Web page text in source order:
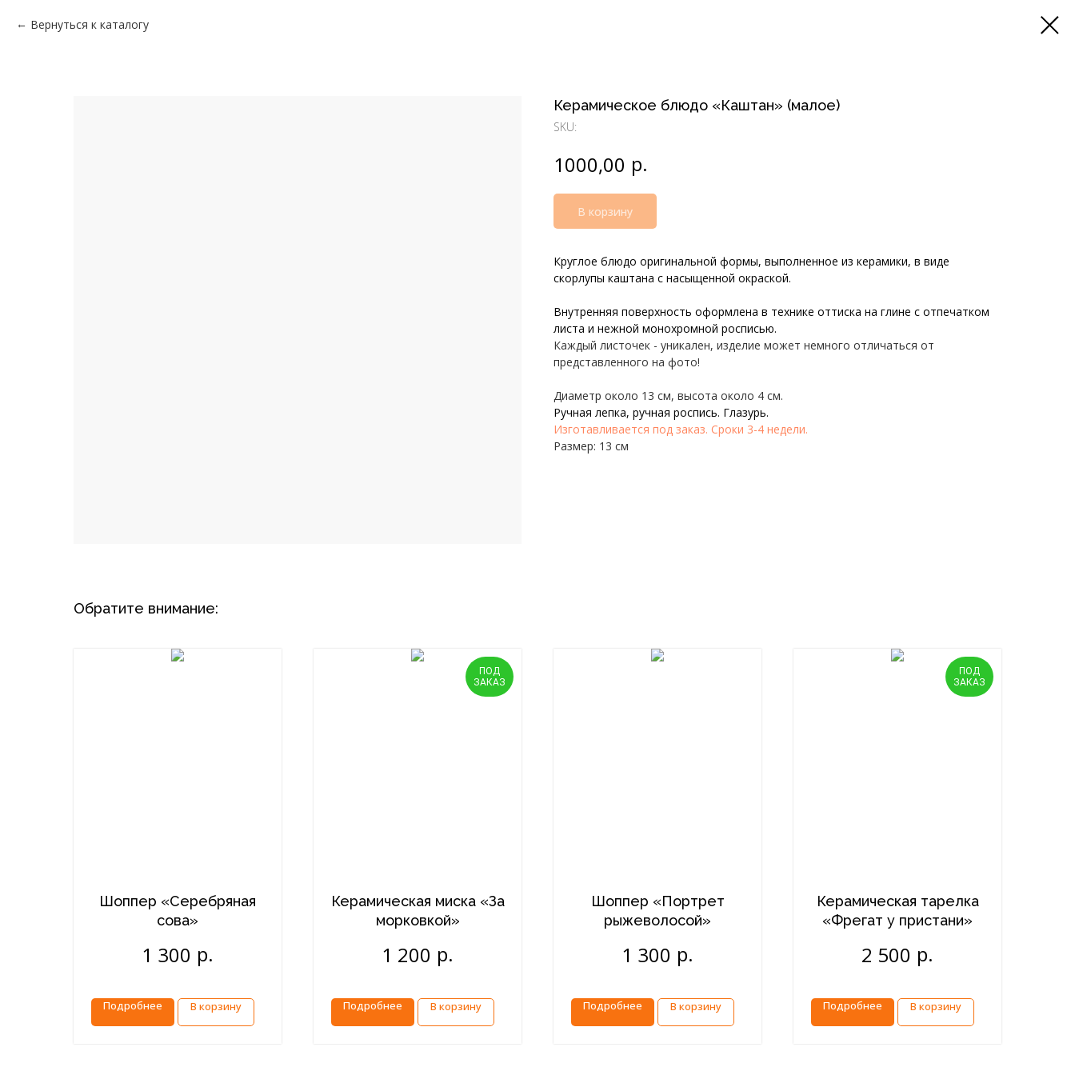
Вернуться к каталогу
Керамическое блюдо «Каштан» (малое)
SKU:
1000,00 р.
В корзину
Круглое блюдо оригинальной формы, выполненное из керамики, в виде
скорлупы каштана с насыщенной окраской.
Внутренняя поверхность оформлена в технике оттиска на глине с отпечатком
листа и нежной монохромной росписью.
Каждый листочек - уникален, изделие может немного отличаться от
представленного на фото!
Диаметр около 13 см, высота около 4 см.
Ручная лепка, ручная роспись. Глазурь.
Изготавливается под заказ. Сроки 3-4 недели.
Размер: 13 см
Обратите внимание:
Шоппер «Серебряная
сова»
1 300 р.
Подробнее В корзину
ПОД
ЗАКАЗ
Керамическая миска «За
морковкой»
1 200 р.
Подробнее В корзину
Шоппер «Портрет
рыжеволосой»
1 300 р.
Подробнее В корзину
ПОД
ЗАКАЗ
Керамическая тарелка
«Фрегат у пристани»
2 500 р.
Подробнее В корзину